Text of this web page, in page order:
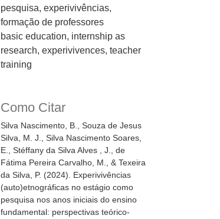
pesquisa, experivivências,
formação de professores
basic education, internship as
research, experivivences, teacher
training
Como Citar
Silva Nascimento, B., Souza de Jesus
Silva, M. J., Silva Nascimento Soares,
E., Stéffany da Silva Alves , J., de
Fátima Pereira Carvalho, M., & Texeira
da Silva, P. (2024). Experivivências
(auto)etnográficas no estágio como
pesquisa nos anos iniciais do ensino
fundamental: perspectivas teórico-